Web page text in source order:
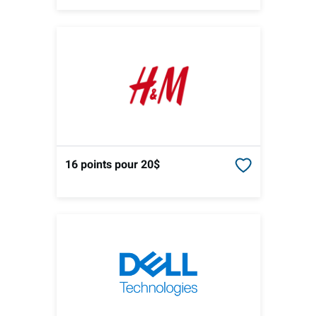
16 pointspour 20$